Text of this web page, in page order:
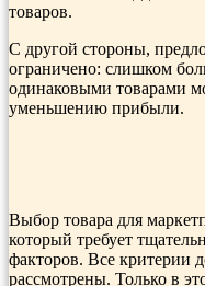
товаров.
С другой стороны,
ограничено: слишком
одинаковыми товарами
уменьшению прибыли.
Выбор товара для
который требует
факторов. Все критерии
рассмотрены. Только в